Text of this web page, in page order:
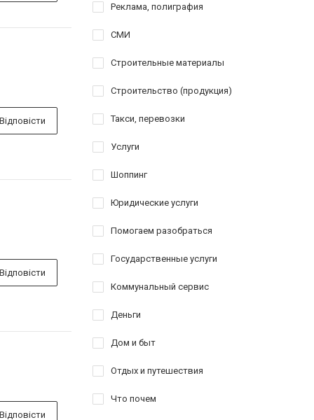
Відповісти
Відповісти
Відповісти
Реклама, полиграфия
СМИ
Строительные материалы
Строительство (продукция)
Такси, перевозки
Услуги
Шоппинг
Юридические услуги
Помогаем разобраться
Государственные услуги
Коммунальный сервис
Деньги
Дом и быт
Отдых и путешествия
Что почем